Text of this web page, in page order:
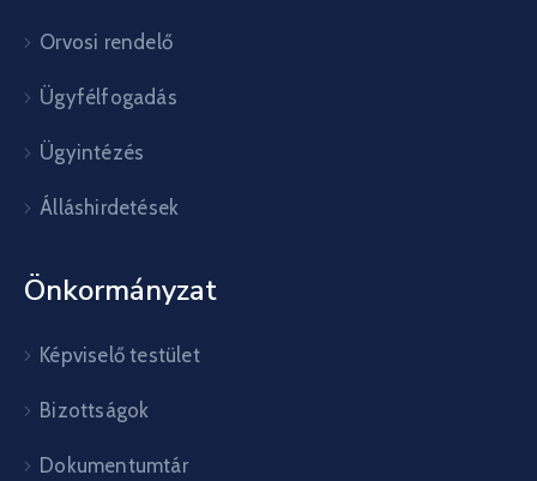
Orvosi rendelő
Ügyfélfogadás
Ügyintézés
Álláshirdetések
Önkormányzat
Képviselő testület
Bizottságok
Dokumentumtár